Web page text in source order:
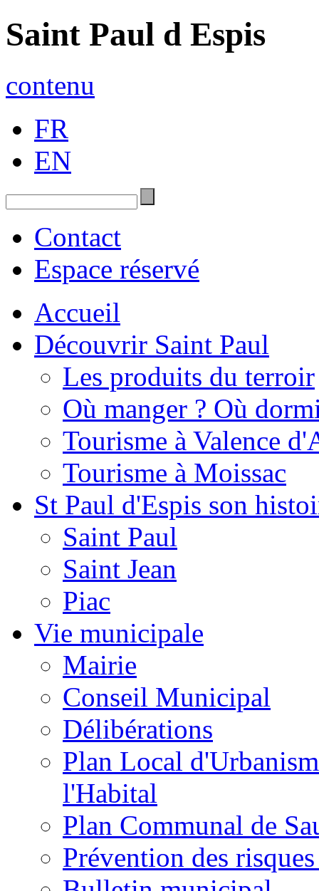
Saint Paul d Espis
contenu
FR
EN
Contact
Espace réservé
Accueil
Découvrir Saint Paul
Les produits du terroir
Où manger ? Où
Tourisme à Valence
Tourisme à Moissac
St Paul d'Espis son
Saint Paul
Saint Jean
Piac
Vie municipale
Mairie
Conseil Municipal
Délibérations
Plan Local
l'Habital
Plan Communal de
Prévention des